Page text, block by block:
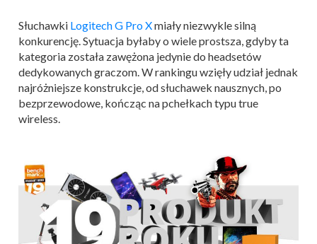
Słuchawki Logitech G Pro Xmiały niezwykle silną
konkurencję. Sytuacja byłaby o wiele prostsza, gdyby ta
kategoria została zawężona jedynie do headsetów
dedykowanych graczom. W rankingu wzięły udział jednak
najróżniejsze konstrukcje, od słuchawek nausznych, po
bezprzewodowe, kończąc na pchełkach typu true
wireless.